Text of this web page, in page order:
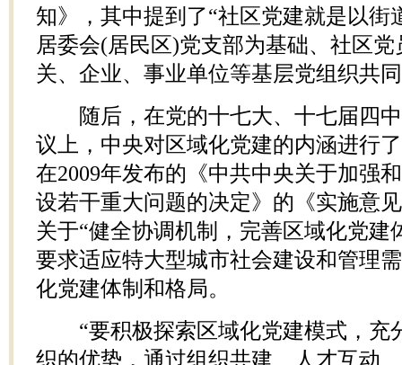
知》，其中提到了“社区党建就是以街
居委会(居民区)党支部为基础、社区
关、企业、事业单位等基层党组织共
随后，在党的十七大、十七届四中
议上，中央对区域化党建的内涵进行
在2009年发布的《中共中央关于加强
设若干重大问题的决定》的《实施意
关于“健全协调机制，完善区域化党建
要求适应特大型城市社会建设和管理
化党建体制和格局。
“要积极探索区域化党建模式，充
织的优势，通过组织共建、人才互动